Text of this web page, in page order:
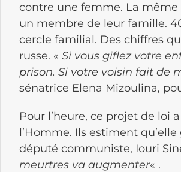
contre une femme. La
un membre de leur famille.
cercle familial. Des chiffres
russe. « Si vous giflez votre
prison. Si votre voisin fait de
sénatrice Elena Mizoulina,
Pour l’heure, ce projet de loi
l’Homme. Ils estiment
député communiste, Iouri
meurtres va augmenter« .